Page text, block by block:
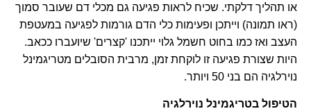
או תהליך דלקתי. שכיח לראות פגיעה גם מכלי דם שעובר סמוך
(ראו תמונה) וייתכן ופעימות כלי הדם גורמות לפגיעה במעטפת
העצב ואז כמו בחוט חשמל גלוי ייתכנו 'קצרים' שיועברו ככאב.
היות שצורת פגיעה זו לוקחת זמן, מרבית הסובלים מטריגמינל
נוירלגיה הם בני 50 ויותר.
הטיפול בטריגמינל נוירלגיה